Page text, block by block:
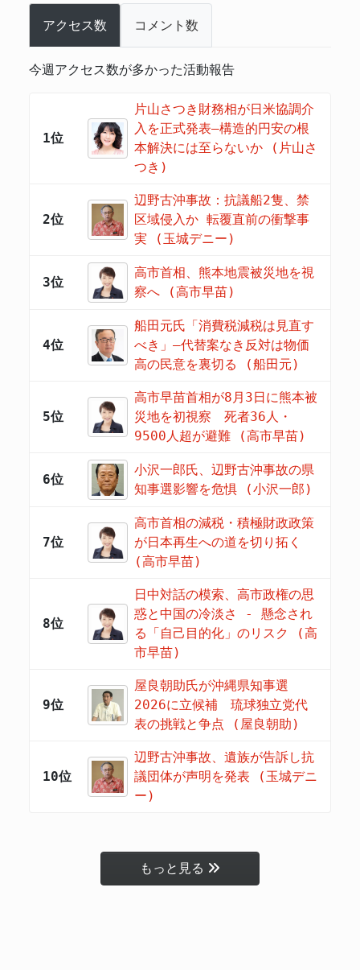
アクセス数 コメント数
今週アクセス数が多かった活動報告
1位
片山さつき財務相が日米協調介
入を正式発表―構造的円安の根
本解決には至らないか (片山さ
つき)
2位
辺野古沖事故：抗議船2隻、禁
区域侵入か 転覆直前の衝撃事
実 (玉城デニー)
3位
高市首相、熊本地震被災地を視
察へ (高市早苗)
4位
船田元氏「消費税減税は見直す
べき」―代替案なき反対は物価
高の民意を裏切る (船田元)
5位
高市早苗首相が8月3日に熊本被
災地を初視察 死者36人・
9500人超が避難 (高市早苗)
6位
小沢一郎氏、辺野古沖事故の県
知事選影響を危惧 (小沢一郎)
7位
高市首相の減税・積極財政政策
が日本再生への道を切り拓く
(高市早苗)
8位
日中対話の模索、高市政権の思
惑と中国の冷淡さ - 懸念され
る「自己目的化」のリスク (高
市早苗)
9位
屋良朝助氏が沖縄県知事選
2026に立候補 琉球独立党代
表の挑戦と争点 (屋良朝助)
10位
辺野古沖事故、遺族が告訴し抗
議団体が声明を発表 (玉城デニ
ー)
もっと見る